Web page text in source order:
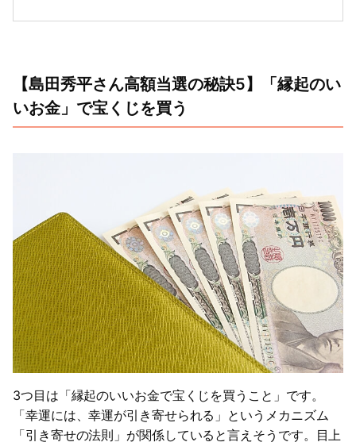
【島田秀平さん高額当選の秘訣5】「縁起のい
いお金」で宝くじを買う
3つ目は「縁起のいいお金で宝くじを買うこと」です。
「幸運には、幸運が引き寄せられる」というメカニズム
「引き寄せの法則」が関係していると言えそうです。目上